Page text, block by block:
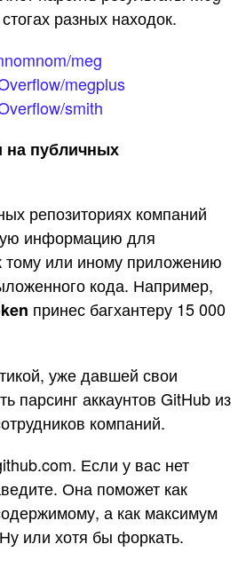
разных находок.
meg
megplus
smith
публичных
репозиториях компаний
информацию для
тому или иному приложению
кода. Например,
принес багхантеру 15 000
уже давшей свои
парсинг аккаунтов GitHub из
компаний.
Если у вас нет
Она поможет как
а как максимум
или хотя бы форкать.